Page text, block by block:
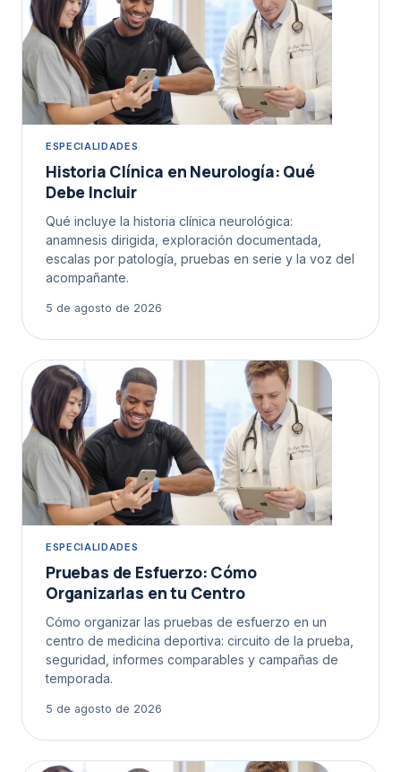
ESPECIALIDADES
Historia Clínica en Neurología: Qué
Debe Incluir
Qué incluye la historia clínica neurológica:
anamnesis dirigida, exploración documentada,
escalas por patología, pruebas en serie y la voz del
acompañante.
5 de agosto de 2026
ESPECIALIDADES
Pruebas de Esfuerzo: Cómo
Organizarlas en tu Centro
Cómo organizar las pruebas de esfuerzo en un
centro de medicina deportiva: circuito de la prueba,
seguridad, informes comparables y campañas de
temporada.
5 de agosto de 2026